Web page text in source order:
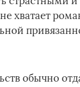
хватает
обычно